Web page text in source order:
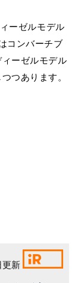
購入相談
ーゼルモデル
コンバーチブ
ーゼルモデル
つあります。